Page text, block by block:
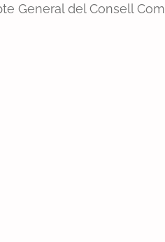
General del Consell